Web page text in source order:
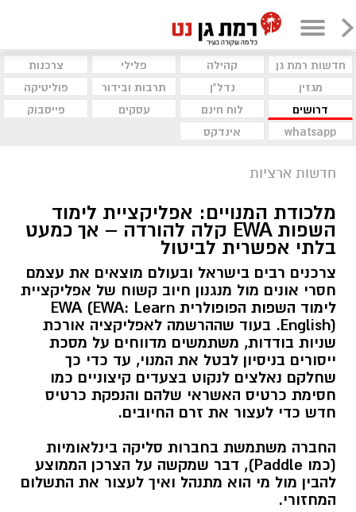
חדשות רמת גן קהילה פלילי
צרכנות
מגזין
נדל"ן תרבות ובידור
פוליטיקה
דרושים
לוח חינם עסקים
פייסבוק
whatsapp
אינדקס
חדשות ארציות
מלכודת המנויים: אפליקציית לימוד
השפות EWA קלה להורדה – אך כמעט
בלתי אפשרית לביטול
צרכנים רבים בישראל ובעולם מוצאים את עצמם
חסרי אונים מול מנגנון חיוב קשוח של אפליקציית
לימוד השפות הפופולרית EWA (EWA: Learn
English). בעוד שההרשמה לאפליקציה אורכת
שניות בודדות, משתמשים מדווחים על מסכת
ייסורים בניסיון לבטל את המנוי, עד כדי כך
שחלקם נאלצים לנקוט בצעדים קיצוניים כמו
חסימת כרטיס האשראי שלהם והנפקת כרטיס
חדש כדי לעצור את זרם החיובים.
החברה משתמשת בחברות סליקה בינלאומיות
(כמו Paddle), דבר שמקשה על הצרכן הממוצע
להבין מול מי הוא מתנהל ואיך לעצור את התשלום
המחזורי.